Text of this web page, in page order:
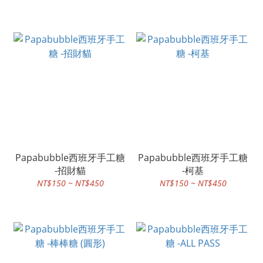
Papabubble西班牙手工糖
-招財貓
NT$150 ~ NT$450
Papabubble西班牙手工糖
-柯基
NT$150 ~ NT$450